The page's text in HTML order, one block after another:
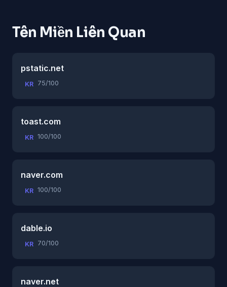
Tên Miền Liên Quan
pstatic.net
KR 75/100
toast.com
KR 100/100
naver.com
KR 100/100
dable.io
KR 70/100
naver.net